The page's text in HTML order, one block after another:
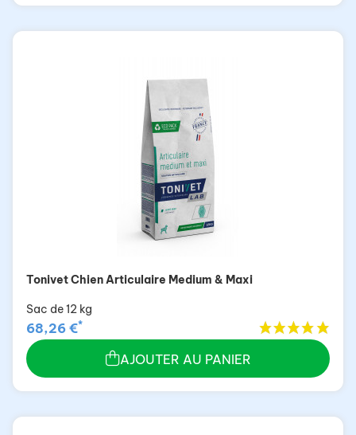
Tonivet Chien Articulaire Medium & Maxi
Sac de 12 kg
68,26 €*
AJOUTER AU PANIER